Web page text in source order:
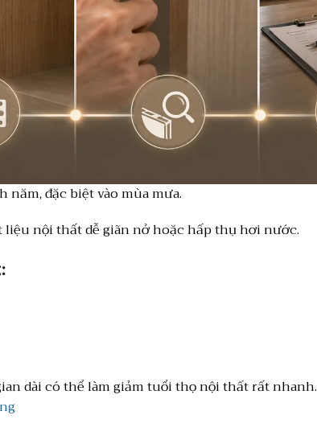
đặc biệt vào mùa mưa.
nội thất dễ giãn nở hoặc hấp thụ hơi nước.
dài có thể làm giảm tuổi thọ nội thất rất nhanh.